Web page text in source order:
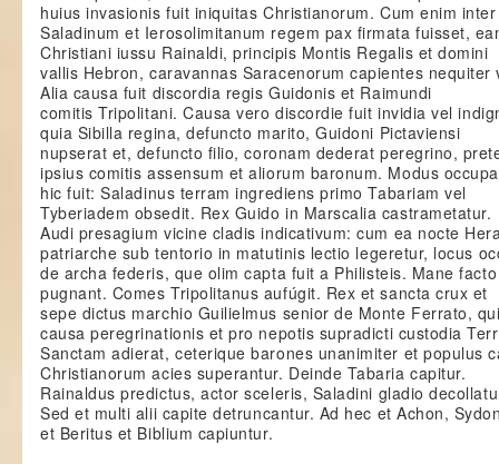
huius invasionis fuit iniquitas Christianorum. Cum enim inter
Saladinum et Ierosolimitanum regem pax firmata fuisset,
Christiani iussu Rainaldi, principis Montis Regalis et domini
vallis Hebron, caravannas Saracenorum capientes nequiter
Alia causa fuit discordia regis Guidonis et Raimundi
comitis Tripolitani. Causa vero discordie fuit invidia vel
quia Sibilla regina, defuncto marito, Guidoni Pictaviensi
nupserat et, defuncto filio, coronam dederat peregrino,
ipsius comitis assensum et aliorum baronum. Modus
hic fuit: Saladinus terram ingrediens primo Tabariam vel
Tyberiadem obsedit. Rex Guido in Marscalia castrametatur.
Audi presagium vicine cladis indicativum: cum ea nocte
patriarche sub tentorio in matutinis lectio legeretur, locus
de archa federis, que olim capta fuit a Philisteis. Mane facto
pugnant. Comes Tripolitanus aufúgit. Rex et sancta crux et
sepe dictus marchio Guilielmus senior de Monte Ferrato,
causa peregrinationis et pro nepotis supradicti custodia
Sanctam adierat, ceterique barones unanimiter et populus
Christianorum acies superantur. Deinde Tabaria capitur.
Rainaldus predictus, actor sceleris, Saladini gladio
Sed et multi alii capite detruncantur. Ad hec et Achon,
et Beritus et Biblium capiuntur.